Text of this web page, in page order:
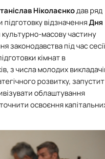
Ніколаєнкодав ряд
підготовку відзначенняДня
культурно-масову частину
законодавства під час
кімнат в
з числа молодих
розвитку,
облаштування
освоєння